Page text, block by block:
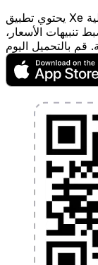
يحتوي تطبيق Xe على كل ما تحتاجه لإجراء التحويلات المالية
تنبيهات الأسعار،